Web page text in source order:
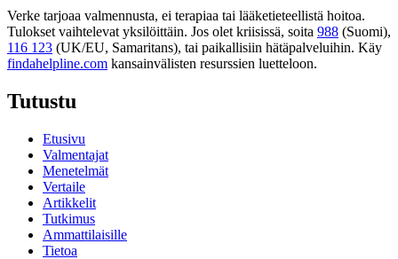
Verke tarjoaa valmennusta, ei terapiaa tai lääketieteellistä hoitoa.
Tulokset vaihtelevat yksilöittäin. Jos olet kriisissä, soita 988 (Suomi),
116 123 (UK/EU, Samaritans), tai paikallisiin hätäpalveluihin. Käy
findahelpline.com kansainvälisten resurssien luetteloon.
Tutustu
Etusivu
Valmentajat
Menetelmät
Vertaile
Artikkelit
Tutkimus
Ammattilaisille
Tietoa